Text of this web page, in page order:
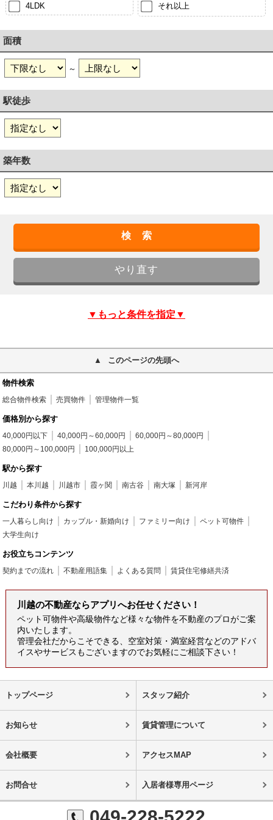
4LDK それ以上
面積
～
駅徒歩
築年数
▼もっと条件を指定▼
このページの先頭へ
物件検索
総合物件検索 売買物件 管理物件一覧
価格別から探す
40,000円以下 40,000円～60,000円
60,000円～80,000円
80,000円～100,000円
100,000円以上
駅から探す
川越 本川越 川越市 霞ヶ関 南古谷 南大塚 新河岸
こだわり条件から探す
一人暮らし向け カップル・新婚向け ファミリー向け
ペット可物件
大学生向け
お役立ちコンテンツ
契約までの流れ 不動産用語集 よくある質問 賃貸住宅修繕共済
川越の不動産ならアプリへお任せください！
ペット可物件や高級物件など様々な物件を不動産のプロがご案
内いたします。
管理会社だからこそできる、空室対策・満室経営などのアドバ
イスやサービスもございますのでお気軽にご相談下さい！
トップページ スタッフ紹介
お知らせ 賃貸管理について
会社概要 アクセスMAP
お問合せ 入居者様専用ページ